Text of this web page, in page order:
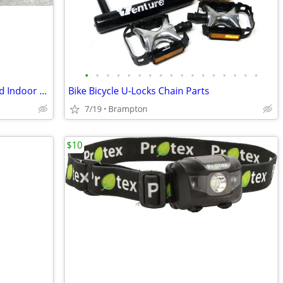
Zol Predator Mtb Mountain Bike and Indoor Cycling Shoes
• • • • • • • • • • • • • • • • •
Bike Bicycle U-Locks Chain Parts
7/19 Brampton
$10